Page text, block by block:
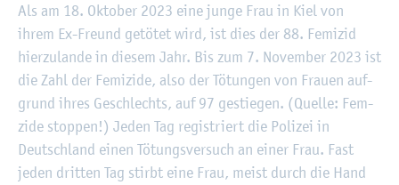
Als am 18. Ok­to­ber 2023 eine junge Frau in Kiel von
ihrem Ex-Freund ge­tö­tet wird, ist dies der 88. Fe­mi­zid
hier­zu­lan­de in die­sem Jahr. Bis zum 7. No­vem­ber 2023 ist
die Zahl der Fe­mi­zi­de, also der Tö­tun­gen von Frau­en auf­
grund ihres Ge­schlechts, auf 97 ge­stie­gen. (Quel­le: Fem­
zi­de stop­pen!) Jeden Tag re­gis­triert die Po­li­zei in
Deutsch­land einen Tö­tungs­ver­such an einer Frau. Fast
jeden drit­ten Tag stirbt eine Frau, meist durch die Hand